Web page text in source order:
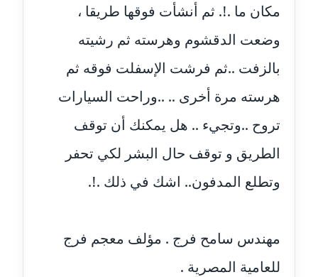
مدونة آية الدرديري
عاملة
مدونة آيه الغمري
عاملة
مدونة آية عبد العزيز
مدونة ايهاب همام
عاملة
مدونة بيان هدية
عاملة
مكان ما .!. ثم أنشأت فوقها طريقا ،
وضعت الدقشوم وهرسته ثم رشيته
بالزفت ..ثم فرشت الإسفلت فوقه ثم
هرسته مرة أخرى .. ..وراحت السيارات
تروح ..وتجيء .. هل يمكنك أن توقف
الطريق و توقف حال البشر لكي تحفر
وتطلع المدفون.. اشك في ذلك .!.
مهندس سامح فرج . مؤلف معجم فرج
للعامية المصرية .